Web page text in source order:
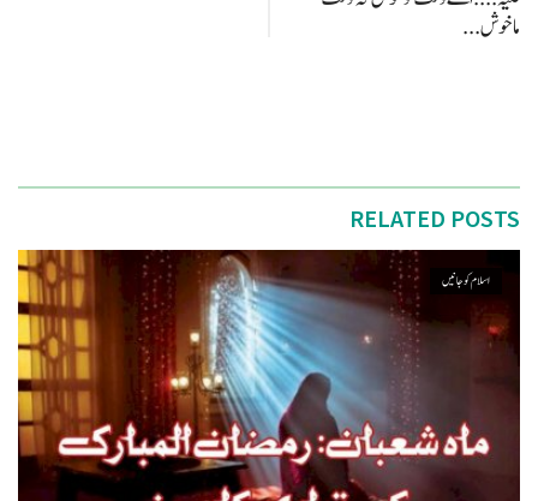
ماخوش...
RELATED POSTS
اسلام کو جانیں